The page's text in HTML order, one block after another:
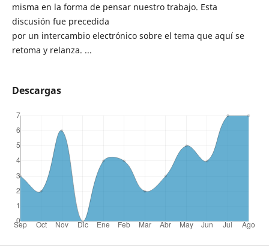
misma en la forma de pensar nuestro trabajo. Esta
discusión fue precedida
por un intercambio electrónico sobre el tema que aquí se
retoma y relanza. ...
Descargas